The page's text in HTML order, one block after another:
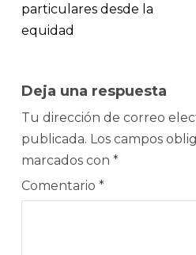
particulares desde la
equidad
Deja una respuesta
Tu dirección de correo
publicada. Los campos
marcados con *
Comentario *